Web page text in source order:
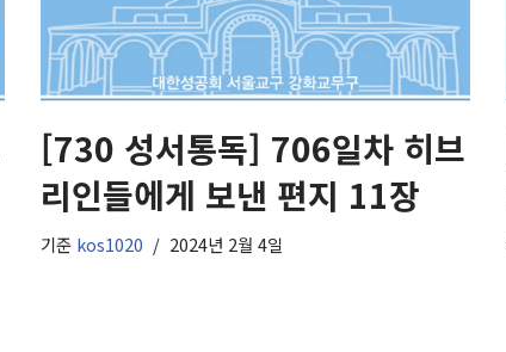
[730 성서통독] 706일차 히브
리인들에게 보낸 편지 11장
기준 kos1020 2024년 2월 4일